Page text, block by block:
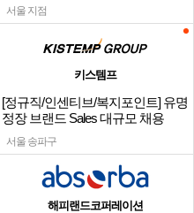
서울 지점
키스템프
[정규직/인센티브/복지포인트] 유명
정장 브랜드 Sales 대규모 채용
서울 송파구
해피랜드코퍼레이션